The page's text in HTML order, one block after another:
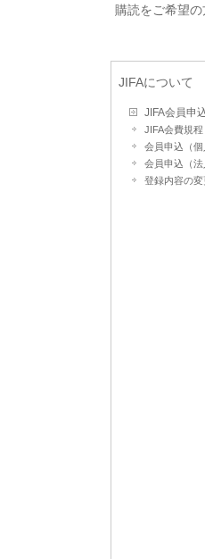
購読をご希望
JIFAについて
JIFA会員申
JIFA会費規程
会員申込（個
会員申込（法
登録内容の変